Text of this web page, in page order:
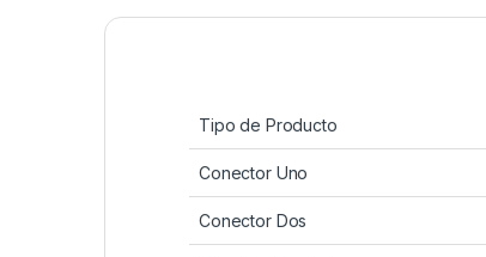
Tipo de Producto
Conector Uno
Conector Dos